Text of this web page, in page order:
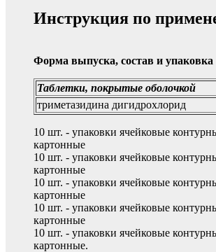
Инструкция по
Форма выпуска, состав и упаковка
Таблетки, покрытые оболочкой
триметазидина дигидрохлорид
10 шт. - упаковки ячейковые
картонные
10 шт. - упаковки ячейковые
картонные
10 шт. - упаковки ячейковые
картонные
10 шт. - упаковки ячейковые
картонные
10 шт. - упаковки ячейковые
картонные.